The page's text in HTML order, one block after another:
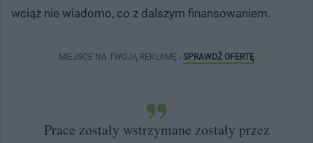
wciąż nie wiadomo, co z dalszym finansowaniem.
MIEJSCE NA TWOJĄ REKLAMĘ - SPRAWDŹ OFERTĘ
Prace zostały wstrzymane zostały przez